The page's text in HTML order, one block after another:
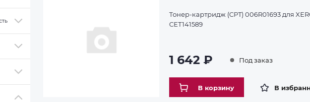
Тонер-картридж (CPT) 006R01693 для
CET141589
1 642 ₽ Под заказ
В корзину В